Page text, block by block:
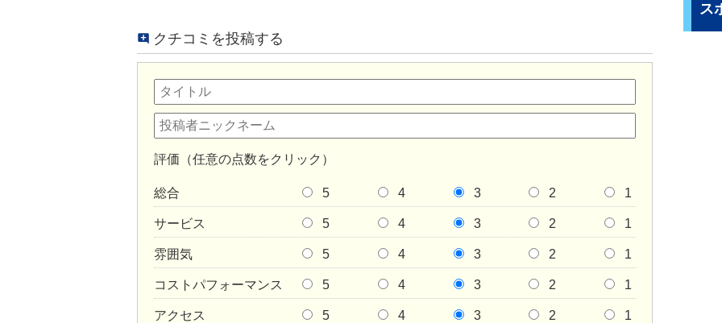
クチコミを投稿する
評価（任意の点数をクリック）
総合 5 4 3 2 1
サービス 5 4 3 2 1
雰囲気 5 4 3 2 1
コストパフォーマンス 5 4 3 2 1
アクセス 5 4 3 2 1
ス